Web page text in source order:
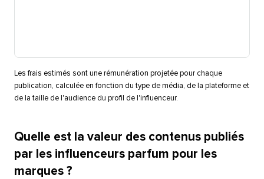
Les frais estimés sont une rémunération projetée pour chaque
publication, calculée en fonction du type de média, de la plateforme et
de la taille de l'audience du profil de l'influenceur.​​
Quelle est la valeur des contenus publiés
par les influenceurs parfum pour les
marques ?​​